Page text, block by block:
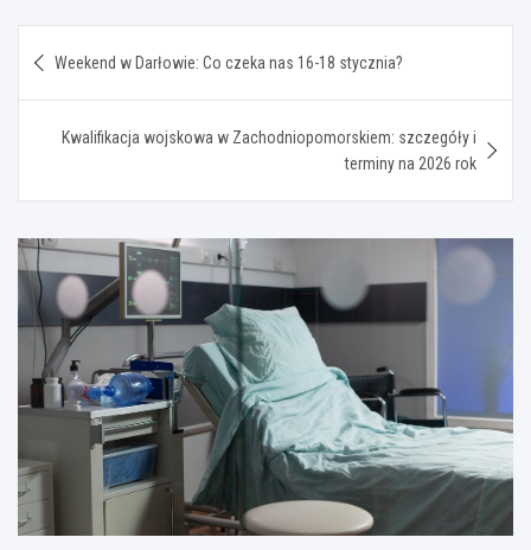
wpisu
Weekend w Darłowie: Co czeka nas 16-18 stycznia?
Kwalifikacja wojskowa w Zachodniopomorskiem: szczegóły i
terminy na 2026 rok